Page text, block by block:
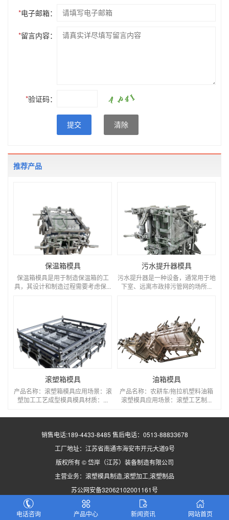
*电子邮箱：
*留言内容：
*验证码：
提交 清除
推荐产品
保温箱模具
保温箱模具是用于制造保温箱的工
具，其设计和制造过程需要考虑保...
污水提升器模具
污水提升器是一种设备，通常用于地
下室、远离市政排污管网的场所...
滚塑箱模具
产品名称：滚塑箱模具应用场景：滚
塑加工工艺成型模具模具材质：...
油箱模具
产品名称：农耕车/拖拉机塑料油箱
滚塑模具应用场景：滚塑工艺制...
销售电话:189-4433-8485 售后电话：0513-88833678
工厂地址：江苏省南通市海安市开元大道9号
版权所有 © 岱岸（江苏）装备制造有限公司
主营业务： 滚塑模具制造,滚塑加工,滚塑制品
苏公网安备32062102001161号
备案编号：
苏ICP备2021012342号-1 技术支持：
网站地图
电话咨询
产品中心 新闻资讯 网站首页
0.093271s